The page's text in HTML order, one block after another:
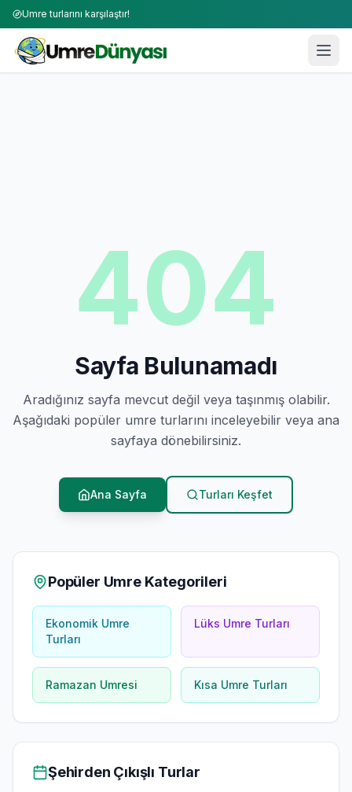
Umre turlarını karşılaştır!
404
Sayfa Bulunamadı
Aradığınız sayfa mevcut değil veya taşınmış olabilir.
Aşağıdaki popüler umre turlarını inceleyebilir veya ana
sayfaya dönebilirsiniz.
Ana Sayfa Turları Keşfet
Popüler Umre Kategorileri
Ekonomik Umre
Turları
Lüks Umre Turları
Ramazan Umresi Kısa Umre Turları
Şehirden Çıkışlı Turlar